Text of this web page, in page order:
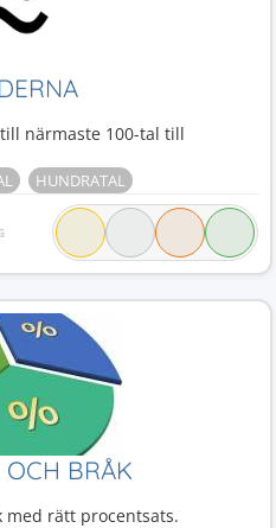
närmaste 100-tal till
HUNDRATAL
OCH BRÅK
rätt procentsats.